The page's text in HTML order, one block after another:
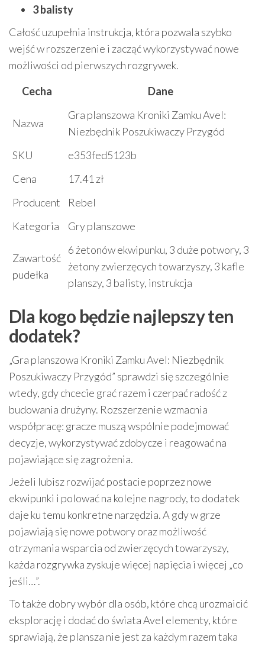
3 balisty
Całość uzupełnia instrukcja, która pozwala szybko
wejść w rozszerzenie i zacząć wykorzystywać nowe
możliwości od pierwszych rozgrywek.
Cecha
Dane
Nazwa
Gra planszowa Kroniki Zamku Avel:
Niezbędnik Poszukiwaczy Przygód
SKU
e353fed5123b
Cena
17.41 zł
Producent
Rebel
Kategoria
Gry planszowe
Zawartość
pudełka
6 żetonów ekwipunku, 3 duże potwory, 3
żetony zwierzęcych towarzyszy, 3 kafle
planszy, 3 balisty, instrukcja
Dla kogo będzie najlepszy ten
dodatek?
„Gra planszowa Kroniki Zamku Avel: Niezbędnik
Poszukiwaczy Przygód” sprawdzi się szczególnie
wtedy, gdy chcecie grać razem i czerpać radość z
budowania drużyny. Rozszerzenie wzmacnia
współpracę: gracze muszą wspólnie podejmować
decyzje, wykorzystywać zdobycze i reagować na
pojawiające się zagrożenia.
Jeżeli lubisz rozwijać postacie poprzez nowe
ekwipunki i polować na kolejne nagrody, to dodatek
daje ku temu konkretne narzędzia. A gdy w grze
pojawiają się nowe potwory oraz możliwość
otrzymania wsparcia od zwierzęcych towarzyszy,
każda rozgrywka zyskuje więcej napięcia i więcej „co
jeśli…”.
To także dobry wybór dla osób, które chcą urozmaicić
eksplorację i dodać do świata Avel elementy, które
sprawiają, że plansza nie jest za każdym razem taka